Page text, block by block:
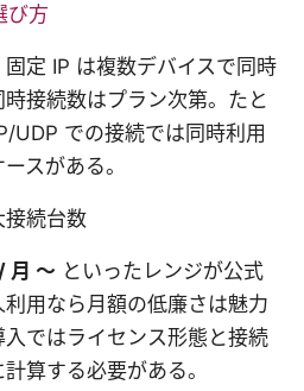
び方
定 IP は複数デバイスで同時
接続数はプラン次第。たと
UDP での接続では同時利用
スがある。
接続台数
月 〜 といったレンジが公式
用なら月額の低廉さは魅力
ではライセンス形態と接続
算する必要がある。